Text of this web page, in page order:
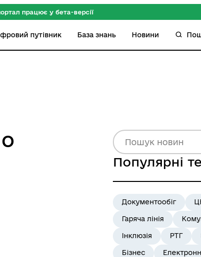
працює у бета-версії
путівник База знань Новини
Популярні
Документообіг
Гаряча лінія
Інклюзія РТГ
Бізнес